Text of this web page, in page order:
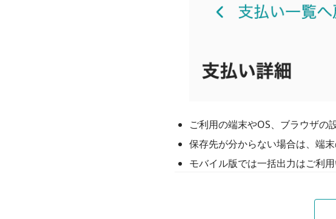
ご利用の端末やOS、ブラウザの
保存先が分からない場合は、端
モバイル版では一括出力はご利用